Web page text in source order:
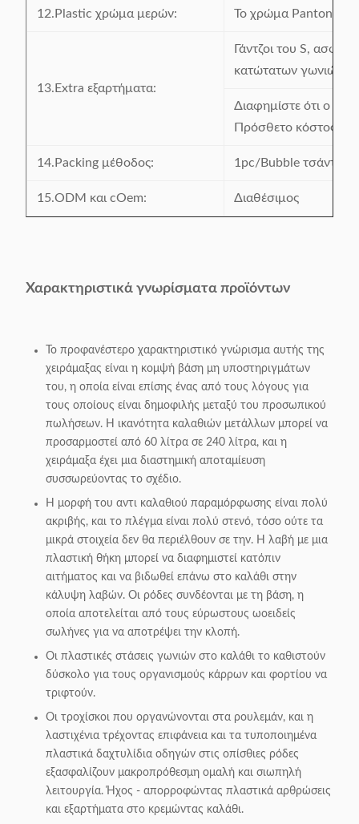
12.Plastic χρώμα μερών: Το χρώμα Panton
13.Extra εξαρτήματα:
Γάντζοι του S,
κατώτατων γωνιών,
Διαφημίστε ότι ο
Πρόσθετο κόστος.
14.Packing μέθοδος: 1pc/Bubble τσάντα
15.ODM και cOem: Διαθέσιμος
Χαρακτηριστικά γνωρίσματα προϊόντων
Το προφανέστερο χαρακτηριστικό γνώρισμα αυτής της
χειράμαξας είναι η κομψή βάση μη υποστηριγμάτων
του, η οποία είναι επίσης ένας από τους λόγους για
τους οποίους είναι δημοφιλής μεταξύ του προσωπικού
πωλήσεων. Η ικανότητα καλαθιών μετάλλων μπορεί να
προσαρμοστεί από 60 λίτρα σε 240 λίτρα, και η
χειράμαξα έχει μια διαστημική αποταμίευση
συσσωρεύοντας το σχέδιο.
Η μορφή του αντι καλαθιού παραμόρφωσης είναι πολύ
ακριβής, και το πλέγμα είναι πολύ στενό, τόσο ούτε τα
μικρά στοιχεία δεν θα περιέλθουν σε την. Η λαβή με μια
πλαστική θήκη μπορεί να διαφημιστεί κατόπιν
αιτήματος και να βιδωθεί επάνω στο καλάθι στην
κάλυψη λαβών. Οι ρόδες συνδέονται με τη βάση, η
οποία αποτελείται από τους εύρωστους ωοειδείς
σωλήνες για να αποτρέψει την κλοπή.
Οι πλαστικές στάσεις γωνιών στο καλάθι το καθιστούν
δύσκολο για τους οργανισμούς κάρρων και φορτίου να
τριφτούν.
Οι τροχίσκοι που οργανώνονται στα ρουλεμάν, και η
λαστιχένια τρέχοντας επιφάνεια και τα τυποποιημένα
πλαστικά δαχτυλίδια οδηγών στις οπίσθιες ρόδες
εξασφαλίζουν μακροπρόθεσμη ομαλή και σιωπηλή
λειτουργία. Ήχος - απορροφώντας πλαστικά αρθρώσεις
και εξαρτήματα στο κρεμώντας καλάθι.